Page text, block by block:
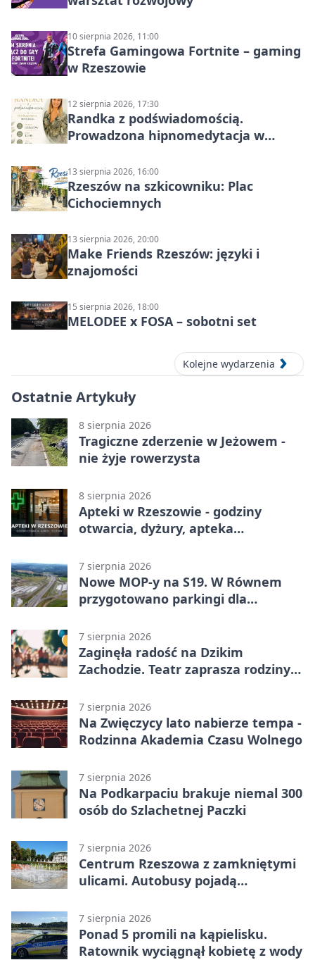
10 sierpnia 2026, 11:00
Strefa Gamingowa Fortnite – gaming
w Rzeszowie
12 sierpnia 2026, 17:30
Randka z podświadomością.
Prowadzona hipnomedytacja w
13 sierpnia 2026, 16:00
Rzeszów na szkicowniku: Plac
Cichociemnych
13 sierpnia 2026, 20:00
Make Friends Rzeszów: języki i
znajomości
15 sierpnia 2026, 18:00
MELODEE x FOSA – sobotni set
Kolejne wydarzenia
Ostatnie Artykuły
8 sierpnia 2026
Tragiczne zderzenie w Jeżowem -
nie żyje rowerzysta
8 sierpnia 2026
Apteki w Rzeszowie - godziny
otwarcia, dyżury, apteka
7 sierpnia 2026
Nowe MOP-y na S19. W Równem
przygotowano parkingi dla
7 sierpnia 2026
Zaginęła radość na Dzikim
Zachodzie. Teatr zaprasza rodziny
7 sierpnia 2026
Na Zwięczycy lato nabierze tempa -
Rodzinna Akademia Czasu Wolnego
7 sierpnia 2026
Na Podkarpaciu brakuje niemal 300
osób do Szlachetnej Paczki
7 sierpnia 2026
Centrum Rzeszowa z zamkniętymi
ulicami. Autobusy pojadą
7 sierpnia 2026
Ponad 5 promili na kąpielisku.
Ratownik wyciągnął kobietę z wody